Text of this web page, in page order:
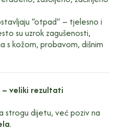
“otpad” – tjelesno i
su uzrok zagušenosti,
s kožom, probavom, dišnim
veliki rezultati
strogu dijetu, već poziv na
.